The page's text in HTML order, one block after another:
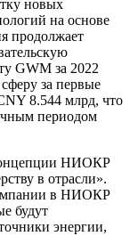
новых
на основе
продолжает
GWM за 2022
за первые
8.544 млрд, что
периодом
НИОКР
в отрасли».
в НИОКР
будут
энергии,